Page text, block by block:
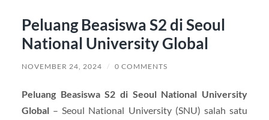
Peluang Beasiswa S2 di Seoul
National University Global
NOVEMBER 24, 2024 / 0 COMMENTS
Peluang Beasiswa S2 di Seoul National University
Global– Seoul National University (SNU) salah satu